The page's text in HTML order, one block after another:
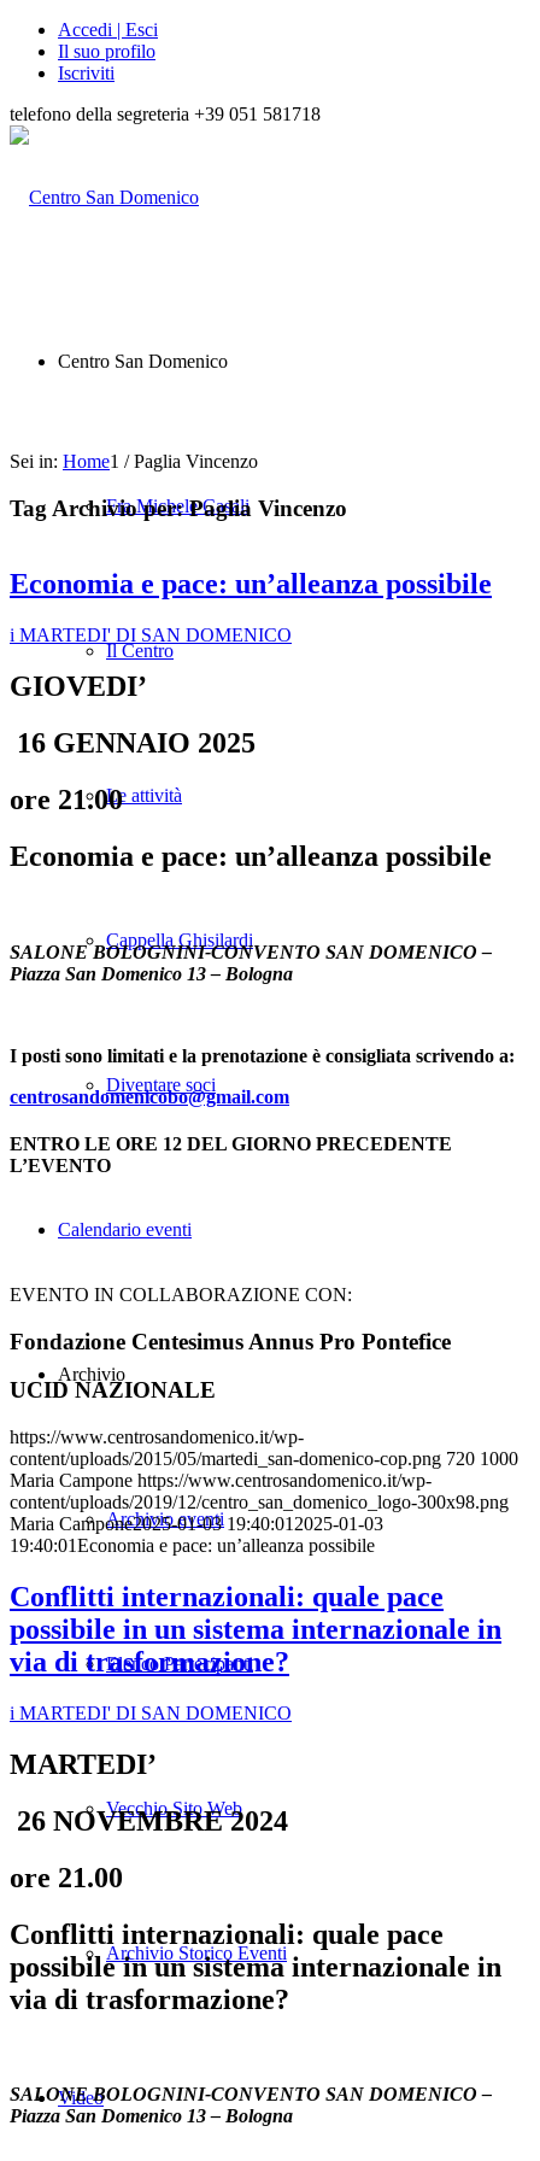
Accedi | Esci
Il suo profilo
Iscriviti
telefono della segreteria +39 051 581718
Centro San Domenico
Fra Michele Casali
Il Centro
Le attività
Cappella Ghisilardi
Diventare soci
Calendario eventi
Archivio
Archivio eventi
Elenco Partecipanti
Vecchio Sito Web
Archivio Storico Eventi
Video
Sei in: Home1 / Paglia Vincenzo
Tag Archivio per:Paglia Vincenzo
Economia e pace: un’alleanza possibile
i MARTEDI' DI SAN DOMENICO
GIOVEDI’
16 GENNAIO 2025
ore 21.00
Economia e pace: un’alleanza possibile
SALONE BOLOGNINI-CONVENTO SAN DOMENICO –
Piazza San Domenico 13 – Bologna
I posti sono limitati e la prenotazione è consigliata scrivendo a:
centrosandomenicobo@gmail.com
ENTRO LE ORE 12 DEL GIORNO PRECEDENTE
L’EVENTO
EVENTO IN COLLABORAZIONE CON:
Fondazione Centesimus Annus Pro Pontefice
UCID NAZIONALE
https://www.centrosandomenico.it/wp-
content/uploads/2015/05/martedi_san-domenico-cop.png 720 1000
Maria Campone https://www.centrosandomenico.it/wp-
content/uploads/2019/12/centro_san_domenico_logo-300x98.png
Maria Campone2025-01-03 19:40:01 2025-01-03
19:40:01Economia e pace: un’alleanza possibile
Conflitti internazionali: quale pace
possibile in un sistema internazionale in
via di trasformazione?
i MARTEDI' DI SAN DOMENICO
MARTEDI’
26 NOVEMBRE2024
ore 21.00
Conflitti internazionali: quale pace
possibile in un sistema internazionale in
via di trasformazione?
SALONE BOLOGNINI-CONVENTO SAN DOMENICO –
Piazza San Domenico 13 – Bologna